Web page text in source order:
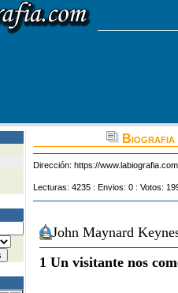
Biografia
Dirección: https://
Lecturas: 4235 : Envios: 0 : Votos:
John Maynard
1 Un visitante nos